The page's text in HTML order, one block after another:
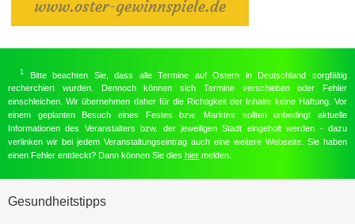
1
Bitte beachten Sie, dass alle Termine auf Ostern in Deutschland sorgfältig
recherchiert wurden. Dennoch können sich Termine verschieben oder Fehler
einschleichen. Wir übernehmen daher für die Richtigkeit der Inhalte keine Haftung. Vor
einem geplanten Besuch eines Festes bzw. Marktes sollten unbedingt aktuelle
Informationen des Veranstalters bzw. der jeweiligen Stadt eingeholt werden - dazu
verlinken wir bei jedem Veranstaltungseintrag auch eine weitere Webseite. Sie haben
einen Fehler entdeckt? Dann können Sie dies hier melden.
Gesundheitstipps